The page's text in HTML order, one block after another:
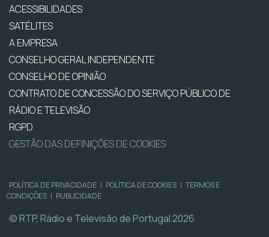
ACESSIBILIDADES
SATÉLITES
A EMPRESA
CONSELHO GERAL INDEPENDENTE
CONSELHO DE OPINIÃO
CONTRATO DE CONCESSÃO DO SERVIÇO PÚBLICO DE
RÁDIO E TELEVISÃO
RGPD
GESTÃO DAS DEFINIÇÕES DE COOKIES
POLÍTICA DE PRIVACIDADE | POLÍTICA DE COOKIES | TERMOS E
CONDIÇÕES | PUBLICIDADE
© RTP, Rádio e Televisão de Portugal 2026